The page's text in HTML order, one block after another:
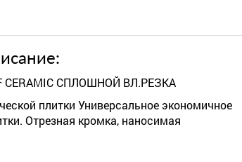
CERAMIC СПЛОШНОЙ ВЛ.РЕЗКА
плитки Универсальное экономичное
Отрезная кромка, наносимая